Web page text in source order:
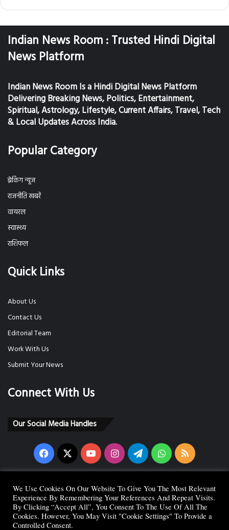
Indian News Room : Trusted Hindi Digital
News Platform
Indian News Room Is a Hindi Digital News Platform
Delivering Breaking News, Politics, Entertainment,
Spiritual, Astrology, Lifestyle, Current Affairs, Travel, Tech
& Local Updates Across India.
Popular Category
ब्रेकिंग न्यूज
राजनीति खबरें
वायरल
स्वास्थ्य
राशिफल
Quick Links
About Us
Contact Us
Editorial Team
Work With Us
Submit Your News
Connect With Us
Our Social Media Handles
Facebook
X YouTubeInstagramTelegramWhatsApp
RSS
Copyright © 2026 Indian News Room. All Right Reserved. Powered By INR
Media Network.
We Use Cookies On Our Website To Give You The Most Relevant
Experience By Remembering Your References And Repeat Visits.
By Clicking “Accept All”, You Consent To The Use Of All The
Cookies. However, You May Visit "Cookie Settings" To Provide a
Controlled Consent.